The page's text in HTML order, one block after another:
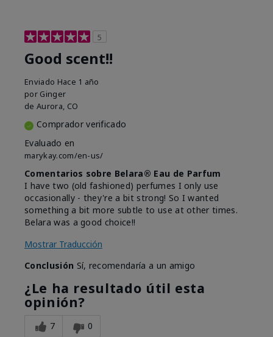
5
Good scent!!
Enviado Hace 1 año
por Ginger
de Aurora, CO
Comprador verificado
Evaluado en
marykay.com/en-us/
Comentarios sobre Belara® Eau de Parfum
I have two (old fashioned) perfumes I only use
occasionally - they're a bit strong! So I wanted
something a bit more subtle to use at other times.
Belara was a good choice!!
Mostrar Traducción
Conclusión Sí, recomendaría a un amigo
¿Le ha resultado útil esta
opinión?
7 0